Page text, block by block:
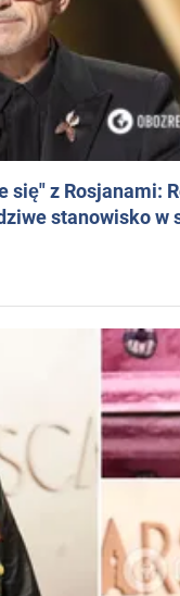
z Rosjanami:
stanowisko w